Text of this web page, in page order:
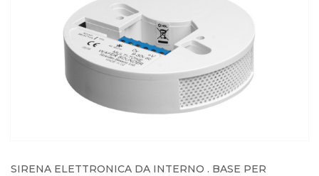
SIRENA ELETTRONICA DA INTERNO . BASE PER